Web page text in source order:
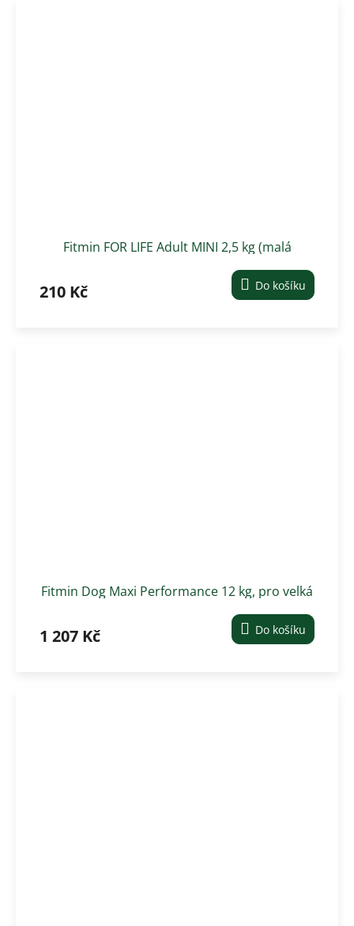
Fitmin FOR LIFE Adult MINI 2,5 kg (malá
210 Kč Do košíku
Fitmin Dog Maxi Performance 12 kg, pro velká
1 207 Kč Do košíku